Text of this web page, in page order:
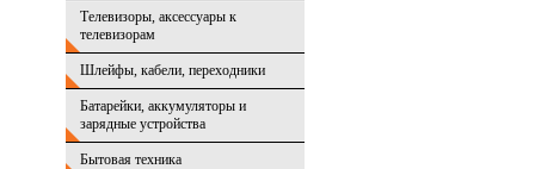
Телевизоры, аксессуары к
телевизорам
Шлейфы, кабели, переходники
Батарейки, аккумуляторы и
зарядные устройства
Бытовая техника